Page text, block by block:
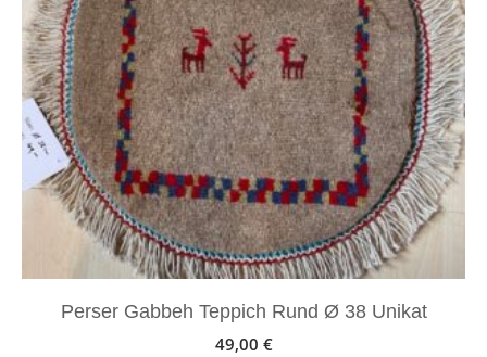
Perser Gabbeh Teppich Rund Ø 38 Unikat
49,00 €